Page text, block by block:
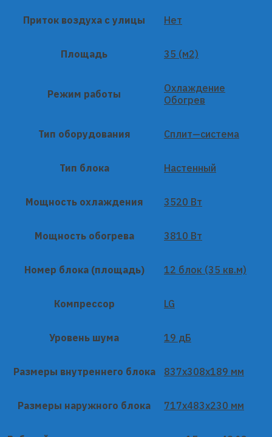
Приток воздуха с улицы Нет
Площадь 35 (м2)
Режим работы
Охлаждение
Обогрев
Тип оборудования Сплит—система
Тип блока Настенный
Мощность охлаждения 3520 Вт
Мощность обогрева 3810 Вт
Номер блока (площадь) 12 блок (35 кв.м)
Компрессор LG
Уровень шума 19 дБ
Размеры внутреннего блока 837x308x189 мм
Размеры наружного блока 717x483x230 мм